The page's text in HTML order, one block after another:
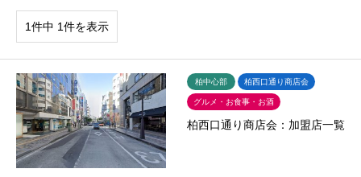
1件中 1件を表示
柏中心部 柏西口通り商店会
グルメ・お食事・お酒
柏西口通り商店会：加盟店一覧